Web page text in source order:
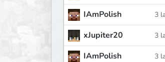
IAmPolish 3
xJupiter20 3
IAmPolish 3